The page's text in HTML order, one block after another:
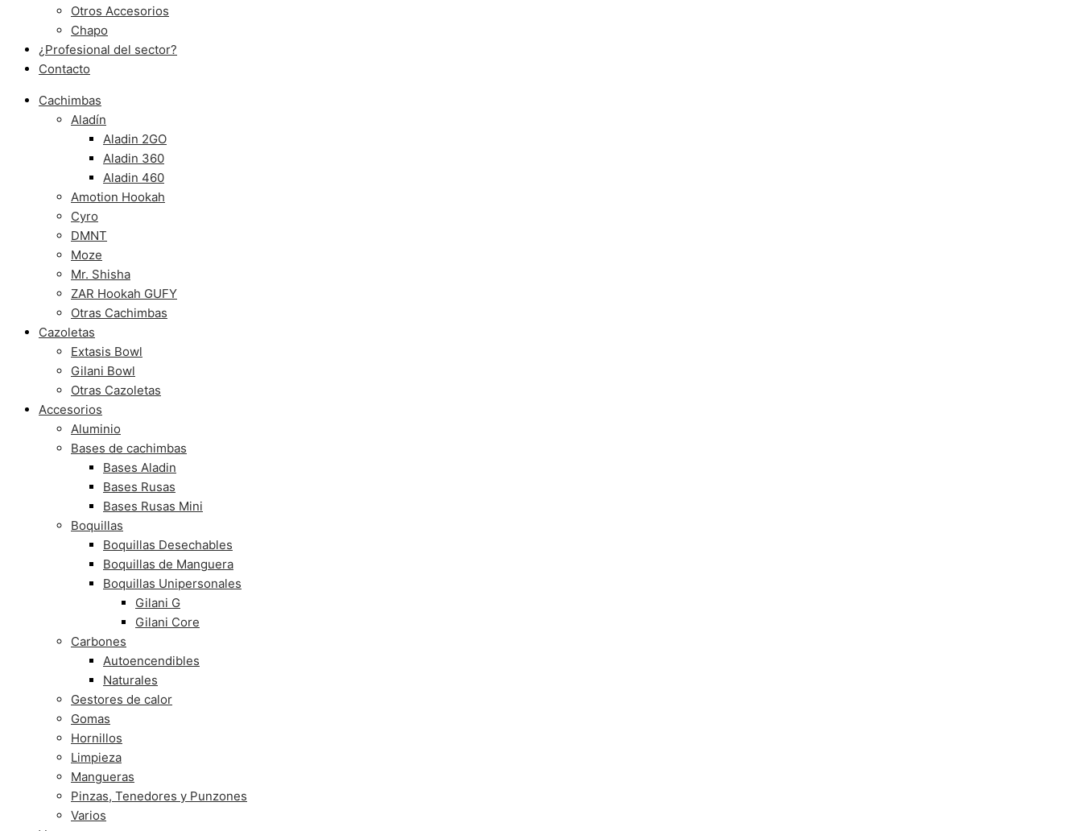
Otros Accesorios
Chapo
¿Profesional del sector?
Contacto
Cachimbas
Aladín
Aladin 2GO
Aladin 360
Aladin 460
Amotion Hookah
Cyro
DMNT
Moze
Mr. Shisha
ZAR Hookah GUFY
Otras Cachimbas
Cazoletas
Extasis Bowl
Gilani Bowl
Otras Cazoletas
Accesorios
Aluminio
Bases de cachimbas
Bases Aladin
Bases Rusas
Bases Rusas Mini
Boquillas
Boquillas Desechables
Boquillas de Manguera
Boquillas Unipersonales
Gilani G
Gilani Core
Carbones
Autoencendibles
Naturales
Gestores de calor
Gomas
Hornillos
Limpieza
Mangueras
Pinzas, Tenedores y Punzones
Varios